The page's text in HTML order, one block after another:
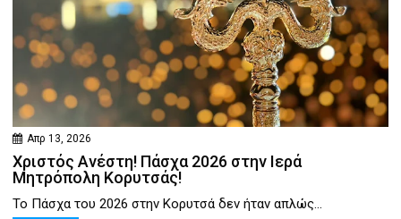
Απρ 13, 2026
Χριστός Ανέστη! Πάσχα 2026 στην Ιερά
Μητρόπολη Κορυτσάς!
Το Πάσχα του 2026 στην Κορυτσά δεν ήταν απλώς...